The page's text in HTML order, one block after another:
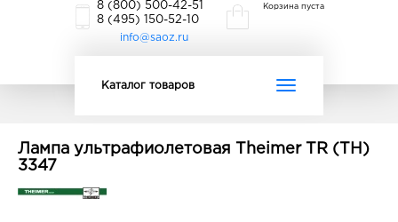
8 (800) 500-42-51
8 (495) 150-52-10
info@saoz.ru
Корзина пуста
Toggle
Каталог товаров
Лампа ультрафиолетовая Theimer TR (TH)
3347